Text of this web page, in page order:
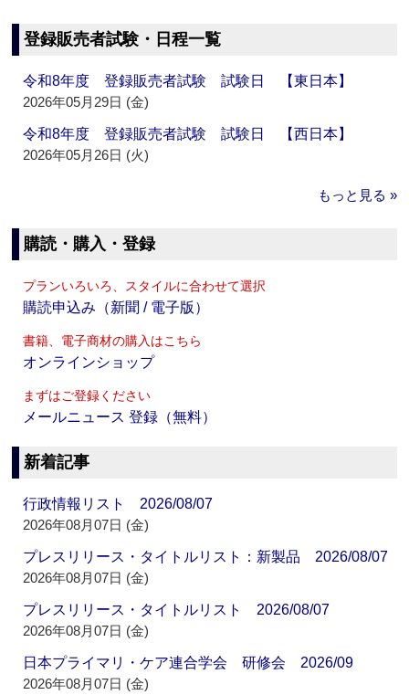
登録販売者試験・日程一覧
令和8年度 登録販売者試験 試験日 【東日本】
2026年05月29日 (金)
令和8年度 登録販売者試験 試験日 【西日本】
2026年05月26日 (火)
もっと見る »
購読・購入・登録
プランいろいろ、スタイルに合わせて選択
購読申込み（新聞 / 電子版）
書籍、電子商材の購入はこちら
オンラインショップ
まずはご登録ください
メールニュース 登録（無料）
新着記事
行政情報リスト 2026/08/07
2026年08月07日 (金)
プレスリリース・タイトルリスト：新製品 2026/08/07
2026年08月07日 (金)
プレスリリース・タイトルリスト 2026/08/07
2026年08月07日 (金)
日本プライマリ・ケア連合学会 研修会 2026/09
2026年08月07日 (金)